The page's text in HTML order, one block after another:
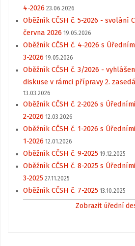
4-2026 23.06.2026
Oběžník CČSH č. 5-2026 - svolání
června 2026 19.05.2026
Oběžník CČSH č. 4-2026 s
3-2026 19.05.2026
Oběžník CČSH č. 3/2026 -
diskuse v rámci přípravy 2.
13.03.2026
Oběžník CČSH č. 2-2026 s
2-2026 12.03.2026
Oběžník CČSH č. 1-2026 s
1-2026 12.01.2026
Oběžník CČSH č. 9-2025 19.12.2025
Oběžník CČSH č. 8-2025 s
3-2025 27.11.2025
Oběžník CČSH č. 7-2025 13.10.2025
Zobrazit úřední